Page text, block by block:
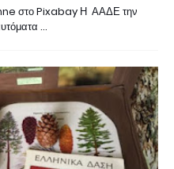
στο Pixabay Η ΑΑΔΕ την
…